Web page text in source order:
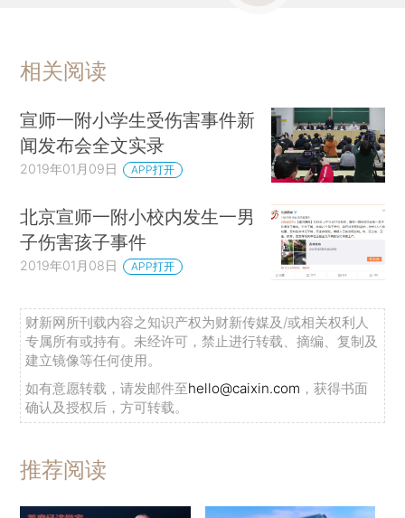
相关阅读
宣师一附小学生受伤害事件新
闻发布会全文实录
2019年01月09日 APP打开
北京宣师一附小校内发生一男
子伤害孩子事件
2019年01月08日 APP打开
财新网所刊载内容之知识产权为财新传媒及/或相关权利人
专属所有或持有。未经许可，禁止进行转载、摘编、复制及
建立镜像等任何使用。
如有意愿转载，请发邮件至hello@caixin.com ，获得书面
确认及授权后，方可转载。
推荐阅读